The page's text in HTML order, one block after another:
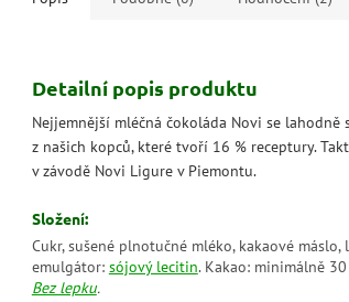
Detailní popis produktu
Nejjemnější mléčná čokoláda Novi se
z našich kopců, které tvoří 16 % receptury.
v závodě Novi Ligure v Piemontu.
Složení:
Cukr, sušené plnotučné mléko, kakaové
emulgátor: sójový lecitin. Kakao: minimálně
Bez lepku.